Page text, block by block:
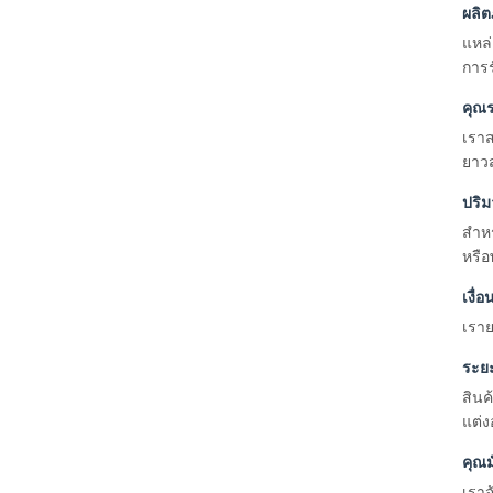
ผลิ
แห
การ
คุณ
เร
ยา
ปริ
สำ
หรือ
เงื่
เรา
ระย
สิน
แต่
คุณ